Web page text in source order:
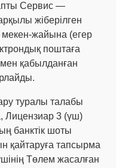
Сервис —
жіберілген
жайына (егер
поштаға
қабылданған
туралы талабы
Лицензиар 3 (үш)
банктік шоты
қайтаруға тапсырма
Төлем жасалған